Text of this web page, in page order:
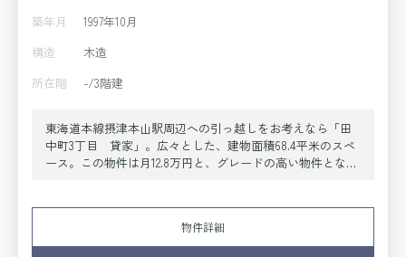
築年月
1997年10月
構造
木造
所在階
-/3階建
東海道本線摂津本山駅周辺への引っ越しをお考えなら「田
中町3丁目 貸家」。広々とした、建物面積68.4平米のスペ
ース。この物件は月12.8万円と、グレードの高い物件となっ
ない、住まい探しのお手伝いを致します。神戸市東灘区エ
リアや東海道本線摂津本山周辺の賃貸戸建てを数多く取り
扱っている当社をご指名下さい。
物件詳細